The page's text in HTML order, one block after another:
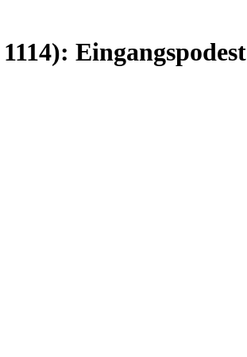
Eingangspodest